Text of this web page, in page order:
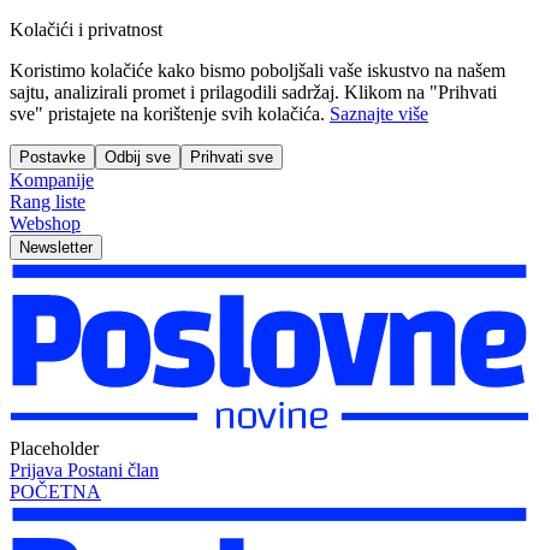
Kolačići i privatnost
Koristimo kolačiće kako bismo poboljšali vaše iskustvo na našem
sajtu, analizirali promet i prilagodili sadržaj. Klikom na "Prihvati
sve" pristajete na korištenje svih kolačića. Saznajte više
Postavke Odbij sve Prihvati sve
Kompanije
Rang liste
Webshop
Newsletter
Placeholder
Prijava Postani član
POČETNA